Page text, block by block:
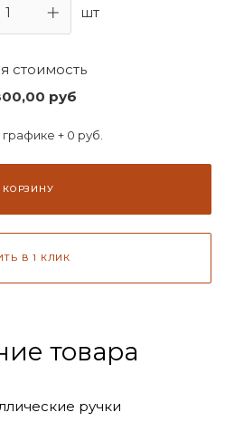
шт
стоимость
руб
+ 0 руб.
КОРЗИНУ
В 1 КЛИК
товара
ручки